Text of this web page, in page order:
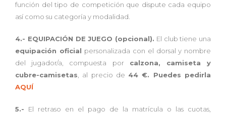
función del tipo de competición que dispute cada equipo
así como su categoría y modalidad.
4.- EQUIPACIÓN DE JUEGO (opcional). El club tiene una
equipación oficial personalizada con el dorsal y nombre
del jugador/a, compuesta por calzona, camiseta y
cubre-camisetas, al precio de 44 €. Puedes pedirla
AQUÍ
5.- El retraso en el pago de la matrícula o las cuotas,